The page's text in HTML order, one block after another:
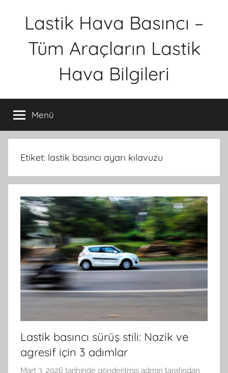
Lastik Hava Basıncı –
Tüm Araçların Lastik
Hava Bilgileri
Menü
Etiket: lastik basıncı ayarı kılavuzu
Lastik basıncı sürüş stili: Nazik ve
agresif için 3 adımlar
Mart 3, 2026 tarihinde gönderilmiş admin tarafından